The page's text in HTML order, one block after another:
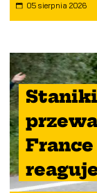
05 sierpnia 2026
Staniki
France